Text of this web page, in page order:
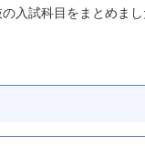
入試科目をまとめまし